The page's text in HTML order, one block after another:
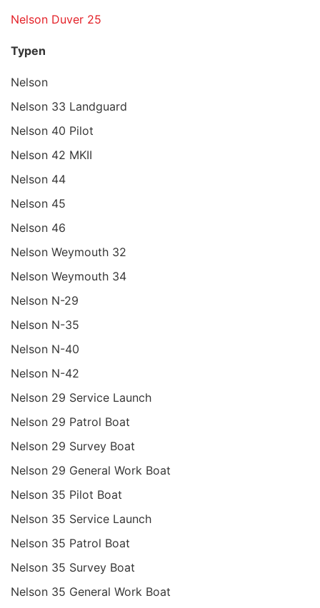
Nelson Duver 25
Typen
Nelson
Nelson 33 Landguard
Nelson 40 Pilot
Nelson 42 MKII
Nelson 44
Nelson 45
Nelson 46
Nelson Weymouth 32
Nelson Weymouth 34
Nelson N-29
Nelson N-35
Nelson N-40
Nelson N-42
Nelson 29 Service Launch
Nelson 29 Patrol Boat
Nelson 29 Survey Boat
Nelson 29 General Work Boat
Nelson 35 Pilot Boat
Nelson 35 Service Launch
Nelson 35 Patrol Boat
Nelson 35 Survey Boat
Nelson 35 General Work Boat